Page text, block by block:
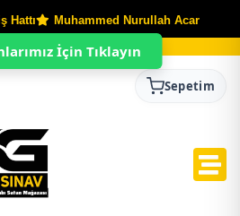
Hattı Muhammed Nurullah Acar
Sepetim
İçin Tıklayın